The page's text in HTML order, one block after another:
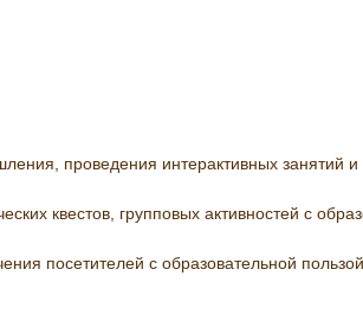
проведения интерактивных занятий и
квестов, групповых активностей с
посетителей с образовательной